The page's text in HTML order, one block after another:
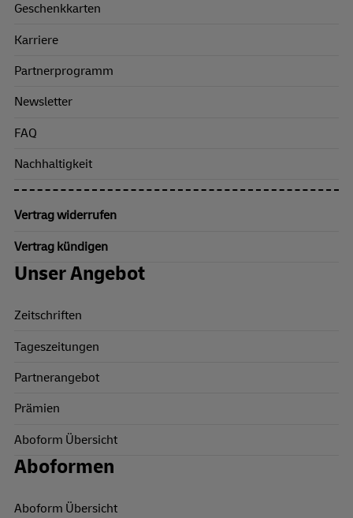
Geschenkkarten
Karriere
Partnerprogramm
Newsletter
FAQ
Nachhaltigkeit
Vertrag widerrufen
Vertrag kündigen
Unser Angebot
Zeitschriften
Tageszeitungen
Partnerangebot
Prämien
Aboform Übersicht
Aboformen
Aboform Übersicht